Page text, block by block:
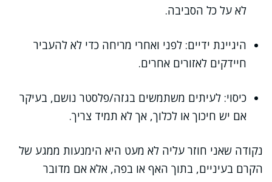
לא על כל הסביבה.
היגיינת ידיים: לפני ואחרי מריחה כדי לא להעביר
חיידקים לאזורים אחרים.
כיסוי: לעיתים משתמשים בגזה/פלסטר נושם, בעיקר
אם יש חיכוך או לכלוך, אך לא תמיד צריך.
נקודה שאני חוזר עליה לא מעט היא הימנעות ממגע של
הקרם בעיניים, בתוך האף או בפה, אלא אם מדובר